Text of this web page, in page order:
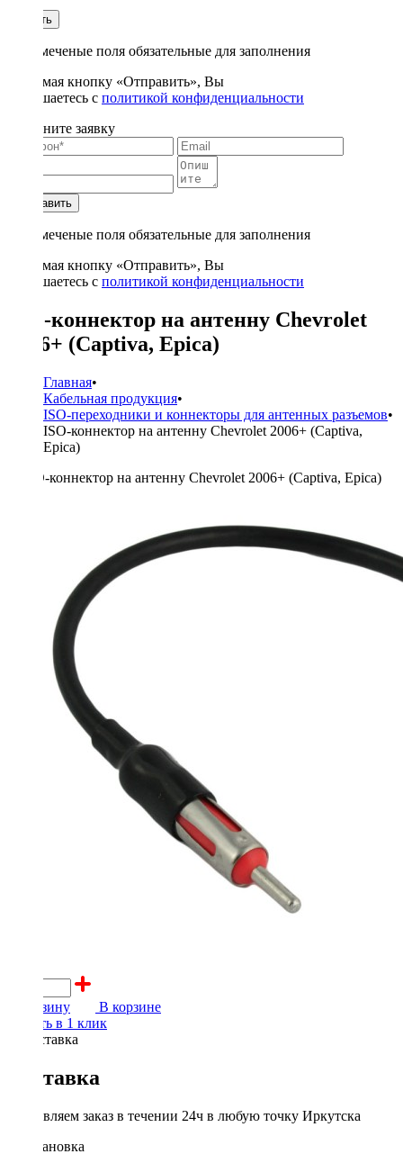
Купить
* - отмеченые поля обязательные для заполнения
Нажимая кнопку «Отправить», Вы
соглашаетесь с политикой конфиденциальности
Заполните заявку
Отправить
* - отмеченые поля обязательные для заполнения
Нажимая кнопку «Отправить», Вы
соглашаетесь с политикой конфиденциальности
ISO-коннектор на антенну Chevrolet
2006+ (Captiva, Epica)
Главная•
Кабельная продукция•
ISO-переходники и коннекторы для антенных разъемов•
ISO-коннектор на антенну Chevrolet 2006+ (Captiva,
Epica)
В корзину
В корзине
Купить в 1 клик
Доставка
Доставляем заказ в течении 24ч в любую точку Иркутска